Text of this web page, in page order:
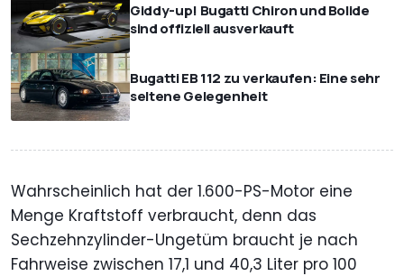
Giddy-up! Bugatti Chiron und Bolide
sind offiziell ausverkauft
Bugatti EB 112 zu verkaufen: Eine sehr
seltene Gelegenheit
Wahrscheinlich hat der 1.600-PS-Motor eine
Menge Kraftstoff verbraucht, denn das
Sechzehnzylinder-Ungetüm braucht je nach
Fahrweise zwischen 17,1 und 40,3 Liter pro 100